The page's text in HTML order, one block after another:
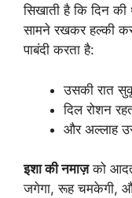
सिखाती है कि दिन
सामने रखकर हल्की
पाबंदी करता है:
उसकी रात
दिल रोशन
और अल्लाह
इशा की नमाज़को आदत
जगेगा, रूह चमकेगी,